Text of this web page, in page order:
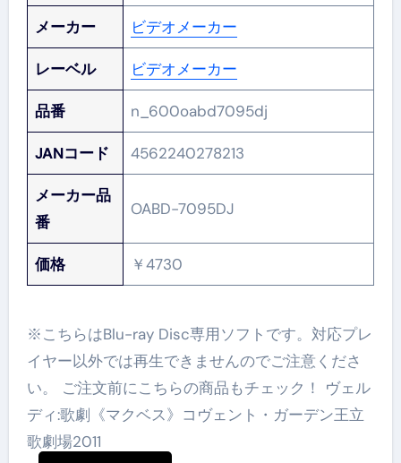
メーカー ビデオメーカー
レーベル ビデオメーカー
品番 n_600oabd7095dj
JANコード 4562240278213
メーカー品
番
OABD-7095DJ
価格 ￥4730
※こちらはBlu-ray Disc専用ソフトです。対応プレ
イヤー以外では再生できませんのでご注意くださ
い。 ご注文前にこちらの商品もチェック！ ヴェル
ディ:歌劇《マクベス》コヴェント・ガーデン王立
歌劇場2011